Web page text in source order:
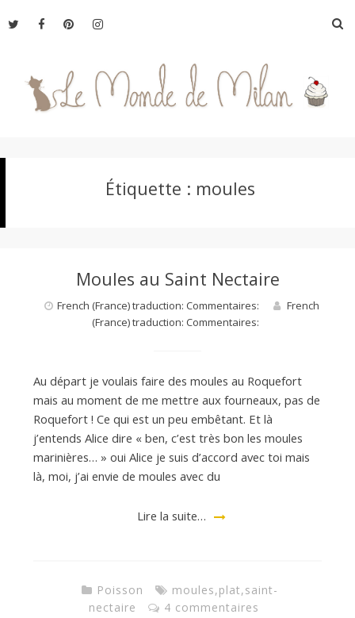
au
Étiquette : moules
Moules au Saint Nectaire
French (France) traduction: Commentaires:
French
(France) traduction: Commentaires:
Au départ je voulais faire des moules au Roquefort
mais au moment de me mettre aux fourneaux, pas de
Roquefort ! Ce qui est un peu embêtant. Et là
j’entends Alice dire « ben, c’est très bon les moules
marinières… » oui Alice je suis d’accord avec toi mais
là, moi, j’ai envie de moules avec du
Lire la suite…
Poisson moules,plat,saint-
nectaire
4 commentaires